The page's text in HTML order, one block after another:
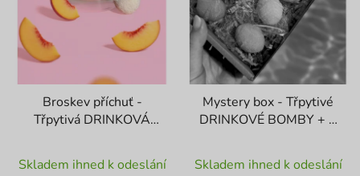
Broskev příchuť -
Třpytivá DRINKOVÁ
Skladem ihned k odeslání
Mystery box - Třpytivé
DRINKOVÉ BOMBY + 1
Skladem ihned k odeslání